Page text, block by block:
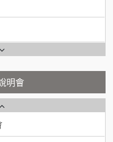
200萬~400萬
台北市
高雄市
盟說明會
員(台中市)
明會
會